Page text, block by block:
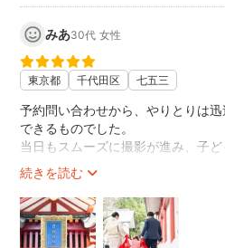
みあ30代 女性
東京都 千代田区 七五三
続きを読む
予約問い合わせから、やりとりは
できるものでした。
当日もスムーズに撮影が進み、子
うことができました。
てきぱきと元気よくリードしてくだ
い、七五三の思い出に残る素敵な家
ただけて、大満足でした。この度は
た！